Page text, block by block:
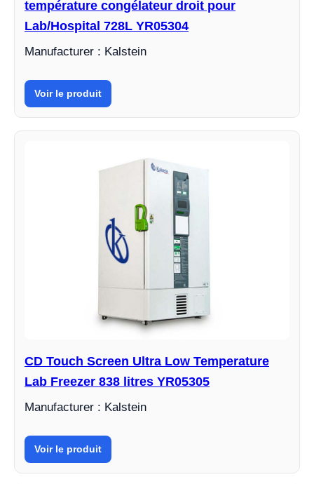
température congélateur droit pour
Lab/Hospital 728L YR05304
Manufacturer : Kalstein
Voir le produit
CD Touch Screen Ultra Low Temperature
Lab Freezer 838 litres YR05305
Manufacturer : Kalstein
Voir le produit